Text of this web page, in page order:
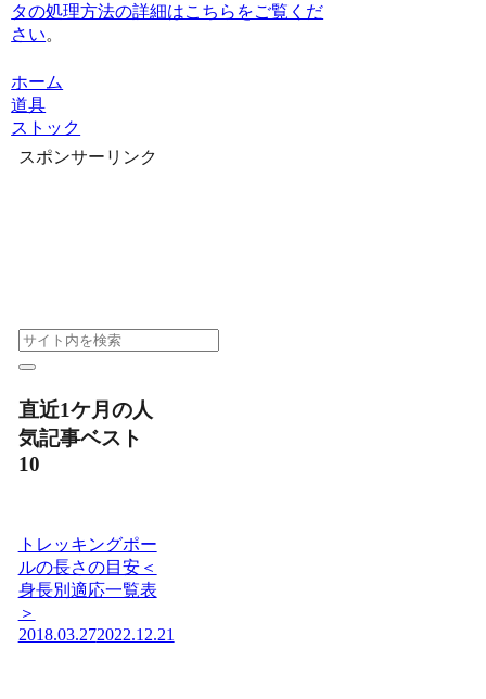
タの処理方法の詳細はこちらをご覧くだ
さい。
ホーム
道具
ストック
スポンサーリンク
直近1ケ月の人
気記事ベスト
10
トレッキングポー
ルの長さの目安＜
身長別適応一覧表
＞
2018.03.272022.12.21